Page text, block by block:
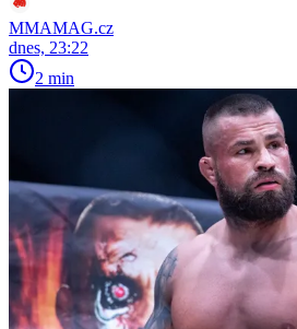
MMAMAG.cz
dnes, 23:22
2 min